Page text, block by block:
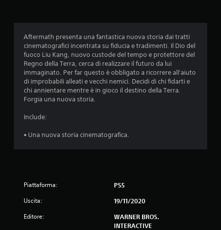
d
i
a
d
i
5
Aftermath presenta una fantastica nuova storia dai tratti
cinematografici incentrata su fiducia e tradimenti. Il Dio del
fuoco Liu Kang, nuovo custode del tempo e protettore del
Regno della Terra, cerca di realizzare il futuro da lui
immaginato. Per far questo è obbligato a ricorrere all'aiuto
di improbabili alleati e vecchi nemici. Decidi di chi fidarti e
chi annientare mentre è in gioco il destino della Terra.
Forgia una nuova storia.
Include:
• Una nuova storia cinematografica.
Piattaforma: PS5
Uscita: 19/11/2020
Editore:
WARNER BROS.
INTERACTIVE